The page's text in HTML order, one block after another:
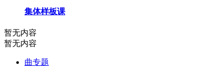
集体样板课
暂无内容
暂无内容
曲专题